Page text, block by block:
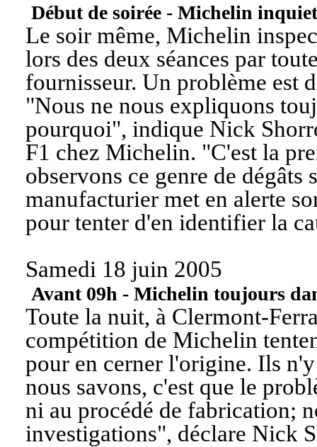
Début de soirée - Michelin inquiet
Le soir même, Michelin
lors des deux séances par
fournisseur. Un problème est
"Nous ne nous expliquons
pourquoi", indique Nick
F1 chez Michelin. "C'est la
observons ce genre de dégâts
manufacturier met en alerte
pour tenter d'en identifier la
Samedi 18 juin 2005
Avant 09h - Michelin toujours
Toute la nuit, à Clermont-
compétition de Michelin
pour en cerner l'origine. Ils
nous savons, c'est que le
ni au procédé de fabrication;
investigations", déclare Nick